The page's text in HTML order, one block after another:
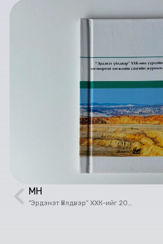
ӨМНӨ
“Эрдэнэт Үйлдвэр” ХХК-ийг 2016-2025 онд хөгжүүлэх хаалт-хөгжлийн концепци боловсруулахтай холбоотой нийгэм эдийн засгийн үнэлгээний суурь судалгаа